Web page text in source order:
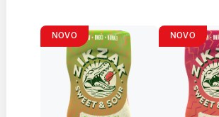
NOVO NOVO